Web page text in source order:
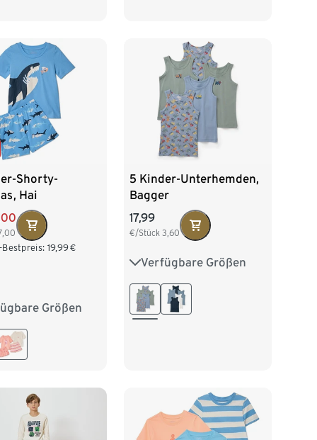
Shorty-
Hai
Bestpreis: 19,99€
Größen
98/104
122/128
5 Kinder-Unterhemden,
Bagger
17,99
€/Stück3,60
Verfügbare Größen
86/92 98/104
110/116